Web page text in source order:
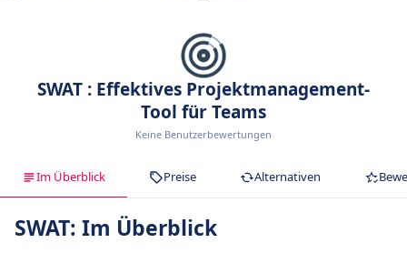
SWAT : Effektives Projektmanagement-
Tool für Teams
Keine Benutzerbewertungen
Im Überblick Preise Alternativen
SWAT: Im Überblick